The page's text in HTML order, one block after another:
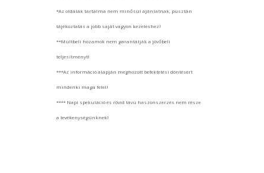
*Az oldalak tartalma nem minősül ajánlatnak, pusztán
tájékoztatás a jobb saját vagyon kezeléshez!
**Múltbeli hozamok nem garantálják a jövőbeli
teljesítményt!
***Az információ alapján meghozott befektetési döntésért
mindenki maga felel!
**** Napi spekuláció és rövid távú haszonszerzés nem része
a tevékenységünknek!